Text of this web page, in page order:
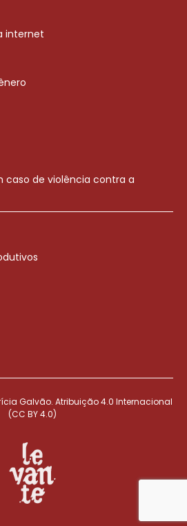
internet
caso de violência contra a
Galvão. Atribuição 4.0 Internacional
(CC BY 4.0)